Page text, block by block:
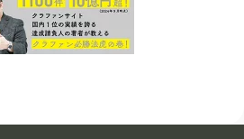
クラファン
プレイスに
ついて